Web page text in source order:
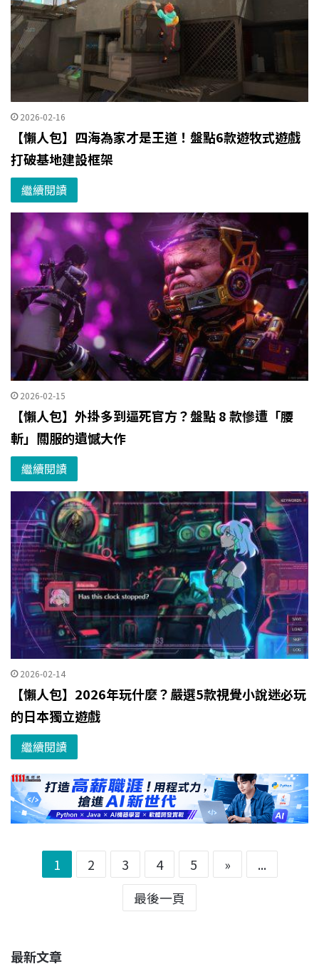
2026-02-16
【懶人包】四海為家才是王道！盤點6款遊牧式遊戲
打破基地建設框架
繼續閱讀
2026-02-15
【懶人包】外掛多到逼死官方？盤點 8 款慘遭「腰
斬」關服的遺憾大作
繼續閱讀
2026-02-14
【懶人包】2026年玩什麼？嚴選5款視覺小說迷必玩
的日本獨立遊戲
繼續閱讀
1 2 3 4 5 »
...
最後一頁
最新文章